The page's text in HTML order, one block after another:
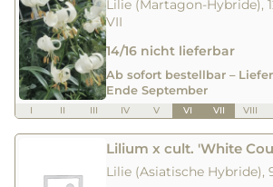
Lilie (Martagon-Hybride),
VII
14/16 nicht lieferbar
Ab sofort bestellbar –
Ende September
I II III IV V VI VII VIII
Lilium x cult. 'White
Lilie (Asiatische Hybride),